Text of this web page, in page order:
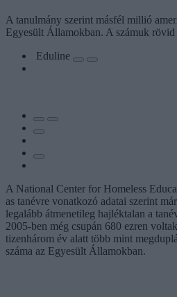
A tanulmány szerint másfél millió
Egyesült Államokban. A számuk
Eduline
A National Center for Homeless
as tanévre vonatkozó adatai szerint
legalább átmenetileg hajléktalan a
2005-ben még csupán 680 ezren
tizenhárom év alatt több mint
száma az Egyesült Államokban.